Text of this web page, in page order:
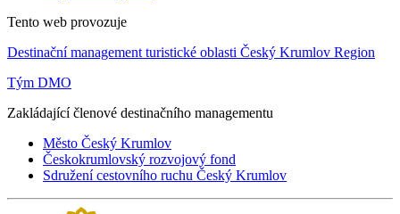
Tento web provozuje
Destinační management turistické oblasti Český Krumlov Region
Tým DMO
Zakládající členové destinačního managementu
Město Český Krumlov
Českokrumlovský rozvojový fond
Sdružení cestovního ruchu Český Krumlov